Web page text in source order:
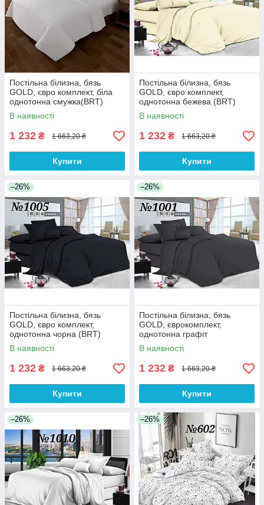
Постільна білизна, бязь
GOLD, євро комплект, біла
однотонна смужка(BRT)
В наявності
1 232 ₴ 1 663,20 ₴
Купити
Постільна білизна, бязь
GOLD, євро комплект,
однотонна бежева (BRT)
В наявності
1 232 ₴ 1 663,20 ₴
Купити
–26%
Постільна білизна, бязь
GOLD, євро комплект,
однотонна чорна (BRT)
В наявності
1 232 ₴ 1 663,20 ₴
Купити
–26%
Постільна білизна, бязь
GOLD, єврокомплект,
однотонна графіт
В наявності
1 232 ₴ 1 663,20 ₴
Купити
–26% –26%